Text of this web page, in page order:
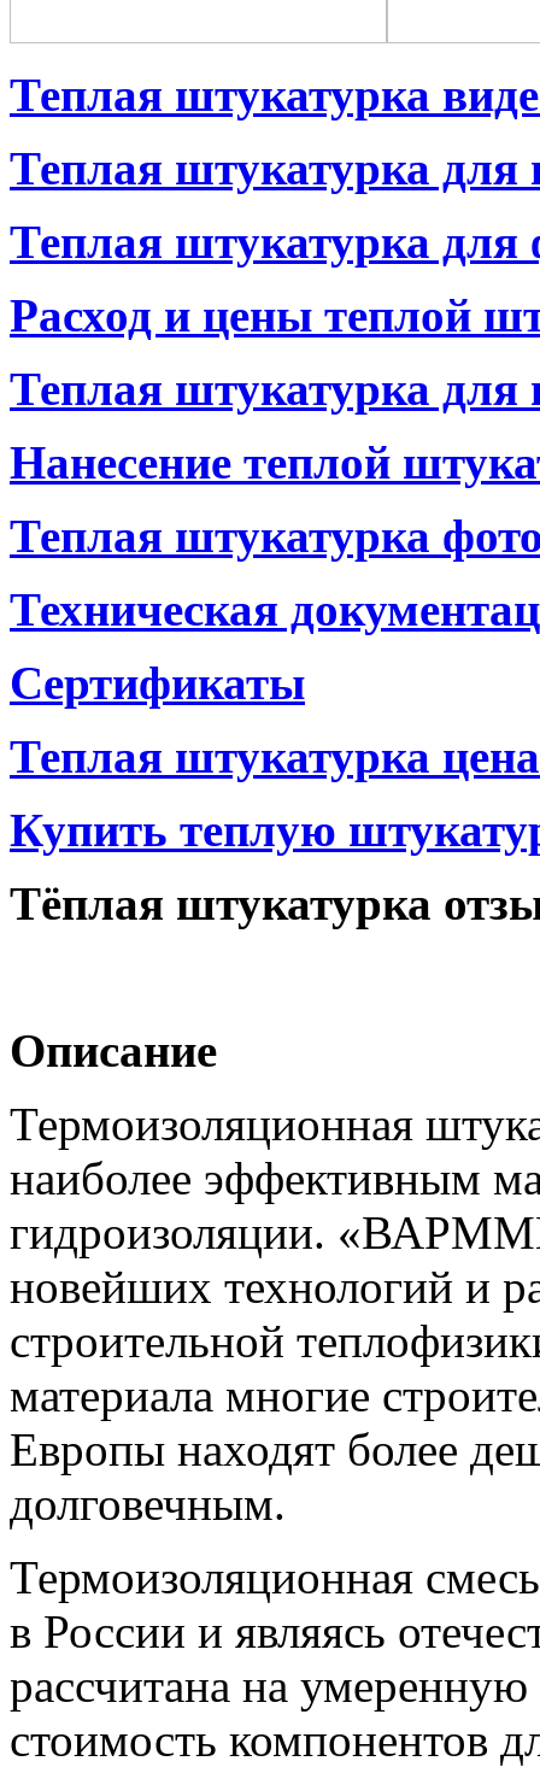
Теплая штукатурка
Теплая штукатурка
Теплая штукатурка для
Расход и цены теплой
Теплая штукатурка для
Нанесение теплой
Теплая штукатурка
Техническая
Сертификаты
Теплая штукатурка цена
Купить теплую
Тёплая штукатурка
Описание
Термоизоляционная
наиболее эффективным
гидроизоляции.
новейших технологий и
строительной
материала многие
Европы находят более
долговечным.
Термоизоляционная
в России и являясь
рассчитана на
стоимость компонентов